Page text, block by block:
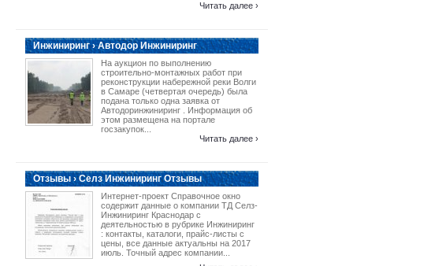
Читать далее ›
Инжиниринг › Автодор Инжиниринг
На аукцион по выполнению
строительно-монтажных работ при
реконструкции набережной реки Волги
в Самаре (четвертая очередь) была
подана только одна заявка от
Автодоринжиниринг . Информация об
этом размещена на портале
госзакупок...
Читать далее ›
Отзывы › Селз Инжиниринг Отзывы
Интернет-проект Справочное окно
содержит данные о компании ТД Селз-
Инжиниринг Краснодар с
деятельностью в рубрике Инжиниринг
: контакты, каталоги, прайс-листы с
цены, все данные актуальны на 2017
июль. Точный адрес компании...